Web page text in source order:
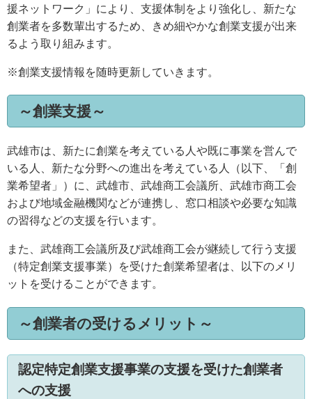
援ネットワーク」により、支援体制をより強化し、新たな
創業者を多数輩出するため、きめ細やかな創業支援が出来
るよう取り組みます。
※創業支援情報を随時更新していきます。
～創業支援～
武雄市は、新たに創業を考えている人や既に事業を営んで
いる人、新たな分野への進出を考えている人（以下、「創
業希望者」）に、武雄市、武雄商工会議所、武雄市商工会
および地域金融機関などが連携し、窓口相談や必要な知識
の習得などの支援を行います。
また、武雄商工会議所及び武雄商工会が継続して行う支援
（特定創業支援事業）を受けた創業希望者は、以下のメリ
ットを受けることができます。
～創業者の受けるメリット～
認定特定創業支援事業の支援を受けた創業者
への支援